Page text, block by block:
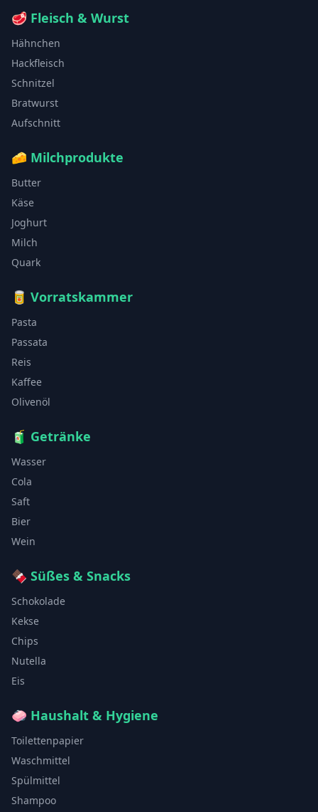
🥩 Fleisch & Wurst
Hähnchen
Hackfleisch
Schnitzel
Bratwurst
Aufschnitt
🧀 Milchprodukte
Butter
Käse
Joghurt
Milch
Quark
🥫 Vorratskammer
Pasta
Passata
Reis
Kaffee
Olivenöl
🧃 Getränke
Wasser
Cola
Saft
Bier
Wein
🍫 Süßes & Snacks
Schokolade
Kekse
Chips
Nutella
Eis
🧼 Haushalt & Hygiene
Toilettenpapier
Waschmittel
Spülmittel
Shampoo